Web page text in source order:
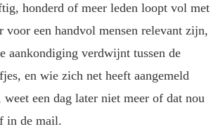
honderd of meer leden loopt vol met
voor een handvol mensen relevant zijn,
aankondiging verdwijnt tussen de
en wie zich net heeft aangemeld
een dag later niet meer of dat nou
in de mail.